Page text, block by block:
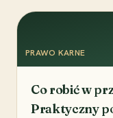
PRAWO KARNE
Co robić w
Praktyczny